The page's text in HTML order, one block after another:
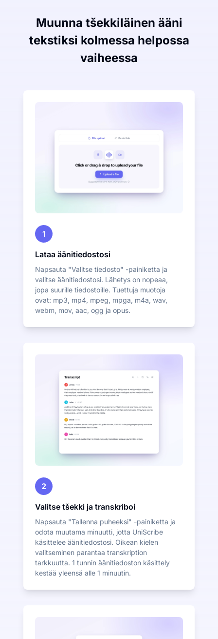
Muunna tšekkiläinen ääni
tekstiksi kolmessa helpossa
vaiheessa
1
Lataa äänitiedostosi
Napsauta "Valitse tiedosto" -painiketta ja
valitse äänitiedostosi. Lähetys on nopeaa,
jopa suurille tiedostoille. Tuettuja muotoja
ovat: mp3, mp4, mpeg, mpga, m4a, wav,
webm, mov, aac, ogg ja opus.
2
Valitse tšekki ja transkriboi
Napsauta "Tallenna puheeksi" -painiketta ja
odota muutama minuutti, jotta UniScribe
käsittelee äänitiedostosi. Oikean kielen
valitseminen parantaa transkription
tarkkuutta. 1 tunnin äänitiedoston käsittely
kestää yleensä alle 1 minuutin.